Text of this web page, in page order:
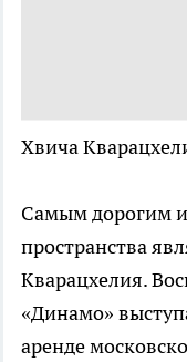
Хвича
Самым дорогим
пространства
Кварацхелия.
«Динамо»
аренде